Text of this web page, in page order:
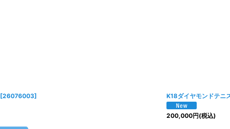
[26076003] K18ダイヤモンドテニ
200,000円(税込)